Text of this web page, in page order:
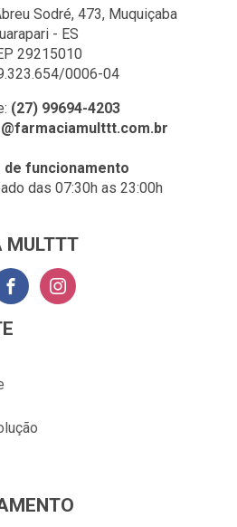
Sodré, 473, Muquiçaba
- ES
29215010
0006-04
(27) 99694-4203
de funcionamento
das 07:30h as 23:00h
MULTTT